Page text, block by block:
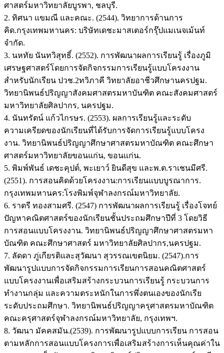
ศาสตร์มหาวิทยาลัยบูรพา, ชลบุรี.
2. ทิศนา แขมณี และคณะ. (2544). วิทยาการด้านการ
คิด.กรุงเทพมหานคร: บริษัทเดชะมาสเตอร์กรุ๊ปแมเนจเม้นท์
จำกัด.
3. นหทัย นันทวิสุทธิ์. (2552). การพัฒนาผลการเรียนรู้ เรื่องภูมิ
เศรษฐศาสตร์โดยการจัดกิจกรรมการเรียนรู้แบบโครงงาน
สำหรับนักเรียน ปวช.2ทวิภาคี วิทยาลัยอาชีวศึกษานครปฐม.
วิทยานิพนธ์ปริญญาสังคมศาสตรมหาบันฑิต คณะสังคมศาสตร์
มหาวิทยาลัยศิลปากร, นครปฐม.
4. นันทรัตน์ แก้วไกรษร. (2553). ผลการเรียนรู้และระดับ
ความเครียดของนักเรียนที่ได้รับการจัดการเรียนรู้แบบโครง
งาน. วิทยานิพนธ์ปริญญาศึกษาศาสตรมหาบัณฑิต คณะศึกษา
ศาสตร์มหาวิทยาลัยขอนแก่น, ขอนแก่น.
5. พิมพ์พันธ์ เดชะคุปต์, พะเยาว์ ยินดีสุข และพ.ต.ราเชนมีศรี.
(2551). การสอนคิดด้วยโครงงาน:การเรียนแบบบูรณาการ.
กรุงเทพมหานคร:โรงพิมพ์จุฬาลงกรณ์มหาวิทยาลัย.
6. ราตรี ทองสามศรี. (2547) การพัฒนาผลการเรียนรู้ เรื่องโจทย์
ปัญหาคณิตศาสตร์ของนักเรียนชั้นประถมศึกษาปีที่ 3 โดยวิธี
การสอนแบบโครงงาน. วิทยานิพนธ์ปริญญาศึกษาศาสตรมหา
บัณฑิต คณะศึกษาศาสตร์ มหาวิทยาลัยศิลปากร,นครปฐม.
7. ลัดดา ภู่เกียรติและสุวัฒนา สุวรรณเขตนิยม. (2547).การ
พัฒนารูปแบบการจัดกิจกรรมการเรียนการสอนคณิตศาสตร์
แบบโครงงานเพื่อเสริมสร้างกระบวนการเรียนรู้ กระบวนการ
ทำงานกลุ่ม และความตระหนักในการพึ่งตนเองของนักเรีย
ระดับประถมศึกษา. วิทยานิพนธ์ปริญญาครุศาสตรมหาบัณฑิต
คณะครุศาสตร์จุฬาลงกรณ์มหาวิทยาลัย, กรุงเทพฯ.
8. วัฒนา มัคคสมัน.(2539). การพัฒนารูปแบบการเรียน การสอน
ตามหลักการสอนแบบโครงการเพื่อเสริมสร้างการเห็นคุณค่าใน